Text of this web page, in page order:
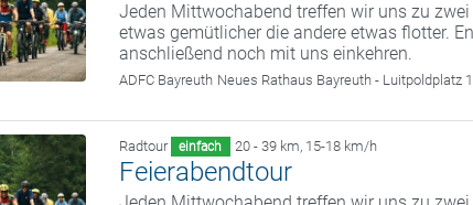
Jeden Mittwochabend treffen wir uns zu
etwas gemütlicher die andere etwas flotter.
anschließend noch mit uns einkehren.
ADFC Bayreuth Neues Rathaus Bayreuth - Luitpoldplatz
Radtour einfach 20 - 39 km, 15-18 km/h
Feierabendtour